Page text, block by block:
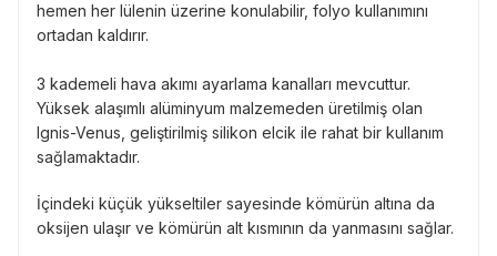
hemen her lülenin üzerine konulabilir, folyo kullanımını
ortadan kaldırır.
3 kademeli hava akımı ayarlama kanalları mevcuttur.
Yüksek alaşımlı alüminyum malzemeden üretilmiş olan
Ignis-Venus, geliştirilmiş silikon elcik ile rahat bir kullanım
sağlamaktadır.
İçindeki küçük yükseltiler sayesinde kömürün altına da
oksijen ulaşır ve kömürün alt kısmının da yanmasını sağlar.